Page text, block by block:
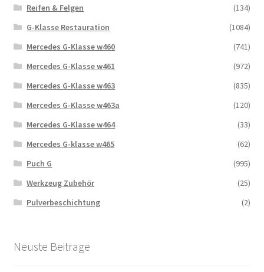
Reifen & Felgen
(134)
G-Klasse Restauration
(1084)
Mercedes G-Klasse w460
(741)
Mercedes G-Klasse w461
(972)
Mercedes G-Klasse w463
(835)
Mercedes G-Klasse w463a
(120)
Mercedes G-Klasse w464
(33)
Mercedes G-klasse w465
(62)
Puch G
(995)
Werkzeug Zubehör
(25)
Pulverbeschichtung
(2)
Neuste Beitrage